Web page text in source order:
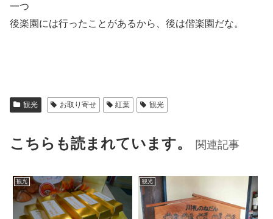
一つ
後楽園には行ったことがあるから、後は偕楽園だな。
観光 お取り寄せ 紅葉 観光
こちらも読まれています。 関連記事
観光 観光